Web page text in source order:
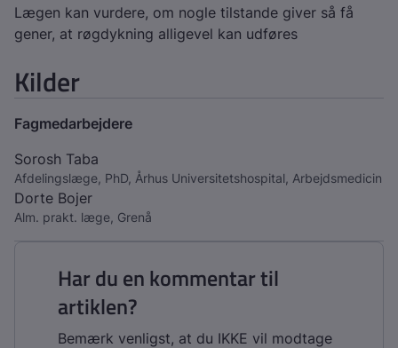
Lægen kan vurdere, om nogle tilstande giver så få
gener, at røgdykning alligevel kan udføres
Kilder
Fagmedarbejdere
Sorosh Taba
Afdelingslæge, PhD, Århus Universitetshospital, Arbejdsmedicin
Dorte Bojer
Alm. prakt. læge, Grenå
Har du en kommentar til
artiklen?
Bemærk venligst, at du IKKE vil modtage